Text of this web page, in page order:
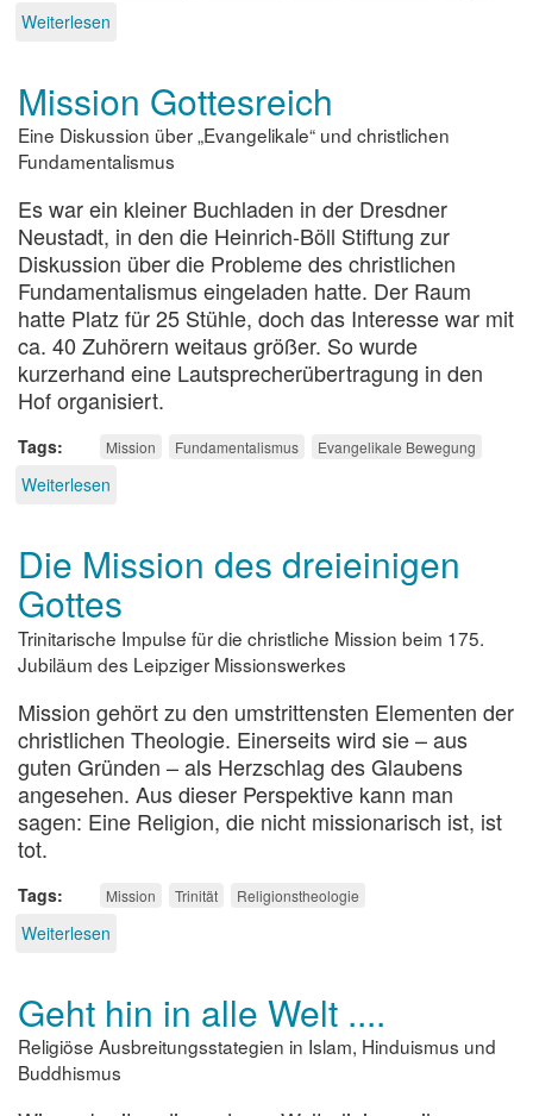
Weiterlesen
Mission Gottesreich
Eine Diskussion über „Evangelikale“ und christlichen
Fundamentalismus
Es war ein kleiner Buchladen in der Dresdner
Neustadt, in den die Heinrich-Böll Stiftung zur
Diskussion über die Probleme des christlichen
Fundamentalismus eingeladen hatte. Der Raum
hatte Platz für 25 Stühle, doch das Interesse war mit
ca. 40 Zuhörern weitaus größer. So wurde
kurzerhand eine Lautsprecherübertragung in den
Hof organisiert.
Tags Mission Fundamentalismus Evangelikale Bewegung
Weiterlesen
Die Mission des dreieinigen
Gottes
Trinitarische Impulse für die christliche Mission beim 175.
Jubiläum des Leipziger Missionswerkes
Mission gehört zu den umstrittensten Elementen der
christlichen Theologie. Einerseits wird sie – aus
guten Gründen – als Herzschlag des Glaubens
angesehen. Aus dieser Perspektive kann man
sagen: Eine Religion, die nicht missionarisch ist, ist
tot.
Tags Mission Trinität Religionstheologie
Weiterlesen
des
dreieinigen
Gottes
Geht hin in alle Welt ....
Religiöse Ausbreitungsstategien in Islam, Hinduismus und
Buddhismus